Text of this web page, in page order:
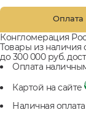
Оплата
Конгломерация
Товары из наличия
до 300 000 руб.
Оплата
Картой на сайте
Наличная